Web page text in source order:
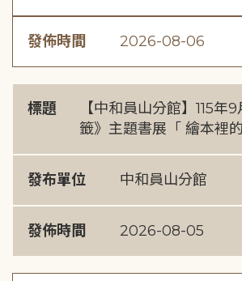
發佈時間 2026-08-06
標題
【中和員山分館】115年
籤》主題書展「 繪本裡的
發布單位 中和員山分館
發佈時間 2026-08-05